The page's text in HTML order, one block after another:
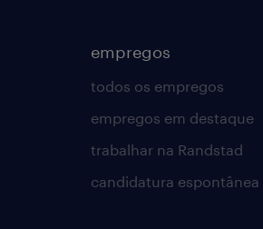
empregos
todos os empregos
empregos em destaque
trabalhar na Randstad
candidatura espontânea